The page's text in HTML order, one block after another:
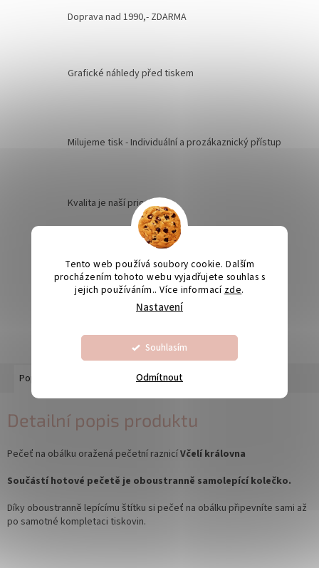
Tento web používá soubory cookie. Dalším
procházením tohoto webu vyjadřujete souhlas s
jejich používáním.. Více informací zde.
Nastavení
Odmítnout
Souhlasím
Doprava nad 1990,- ZDARMA
Grafické náhledy před tiskem
Milujeme tisk - Individuální a prozákaznický přístup
Kvalita je naší prioritou
Odesíláme na Slovensko
Výroba svatebních oznámení 5-10 dnů
Popis
Detailní popis produktu
Pečeť na obálku oražená pečetní raznicíVčelí královna
Součástí hotové pečetě je oboustranně samolepící kolečko.
Díky oboustranně lepícímu štítku si pečeť na obálku připevníte sami až
po samotné kompletaci tiskovin.